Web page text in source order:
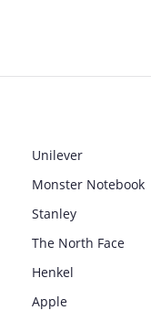
Unilever
Monster Notebook
Stanley
The North Face
Henkel
Apple